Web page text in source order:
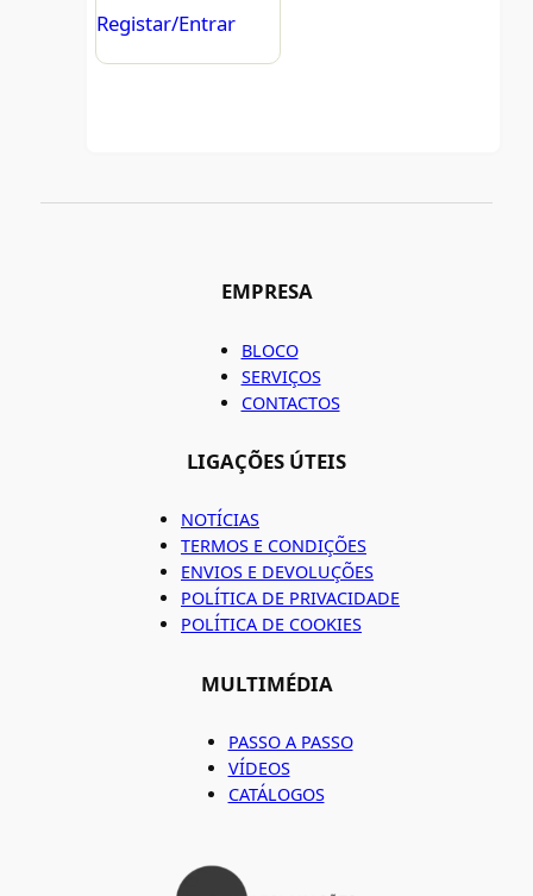
Registar/Entrar
EMPRESA
BLOCO
SERVIÇOS
CONTACTOS
LIGAÇÕES ÚTEIS
NOTÍCIAS
TERMOS E CONDIÇÕES
ENVIOS E DEVOLUÇÕES
POLÍTICA DE PRIVACIDADE
POLÍTICA DE COOKIES
MULTIMÉDIA
PASSO A PASSO
VÍDEOS
CATÁLOGOS